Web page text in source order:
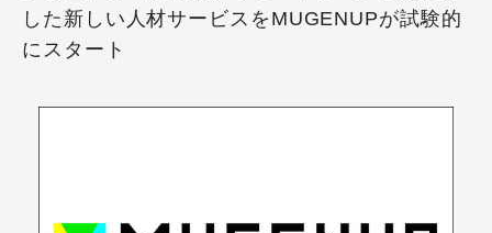
した新しい人材サービスをMUGENUPが試験的
にスタート